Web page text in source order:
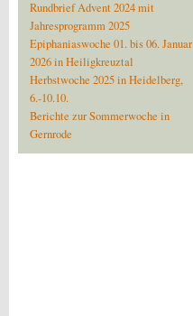
Rundbrief Advent 2024 mit
Jahresprogramm 2025
Epiphaniaswoche 01. bis 06. Januar
2026 in Heiligkreuztal
Herbstwoche 2025 in Heidelberg,
6.-10.10.
Berichte zur Sommerwoche in
Gernrode